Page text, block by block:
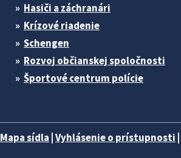
Hasiči a záchranári
Krízové riadenie
Schengen
Rozvoj občianskej spoločnosti
Športové centrum polície
Mapa sídla |Vyhlásenie o prístupnosti |